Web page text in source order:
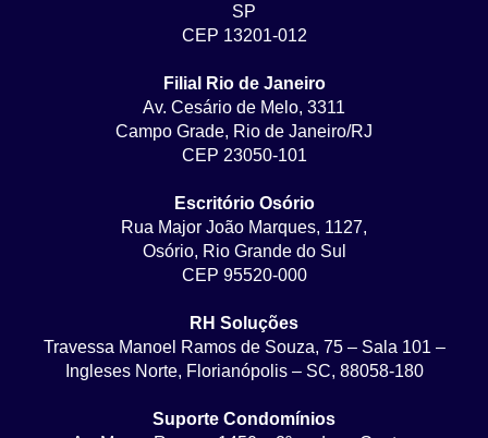
SP
CEP 13201-012
Filial Rio de Janeiro
Av. Cesário de Melo, 3311
Campo Grade, Rio de Janeiro/RJ
CEP 23050-101
Escritório Osório
Rua Major João Marques, 1127,
Osório, Rio Grande do Sul
CEP 95520-000
RH Soluções
Travessa Manoel Ramos de Souza, 75 – Sala 101 –
Ingleses Norte, Florianópolis – SC, 88058-180
Suporte Condomínios